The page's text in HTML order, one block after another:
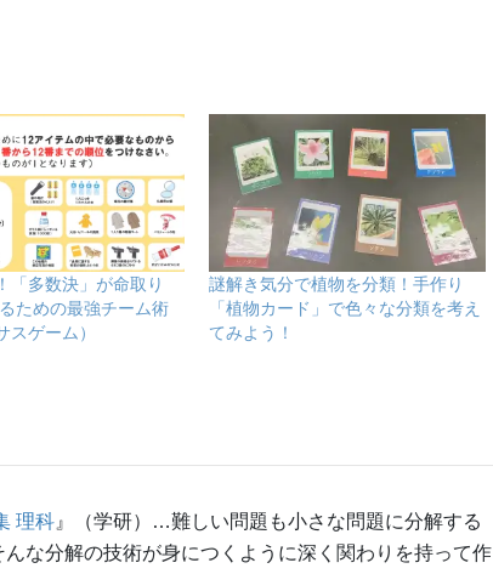
「多数決」が命取り
ための最強チーム術
スゲーム）
謎解き気分で植物を分類！手作り
「植物カード」で色々な分類を考え
てみよう！
理科 』（学研）…難しい問題も小さな問題に分解する
な分解の技術が身につくように深く関わりを持って作